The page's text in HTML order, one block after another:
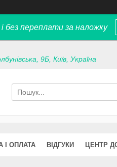
без переплати за наложку
9Б, Київ, Україна
І ОПЛАТА ВІДГУКИ ЦЕНТР